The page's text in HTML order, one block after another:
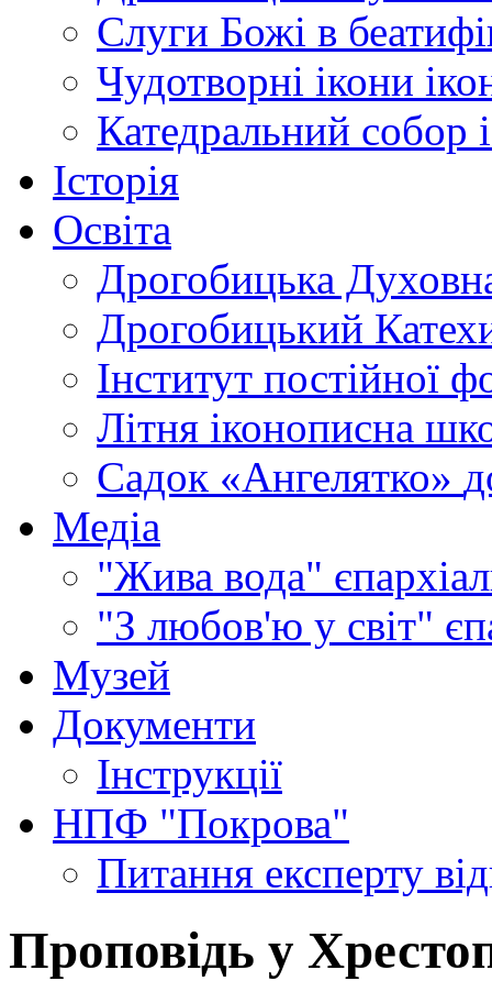
Слуги Божі в
Чудотворні ікони
Катедральний собор
Історія
Освіта
Дрогобицька
Дрогобицький
Інститут постійної
Літня іконописна
Садок «Ангелятко»
Медіа
"Жива вода"
"З любов'ю у світ"
Музей
Документи
Інструкції
НПФ "Покрова"
Питання експерту
Проповідь у